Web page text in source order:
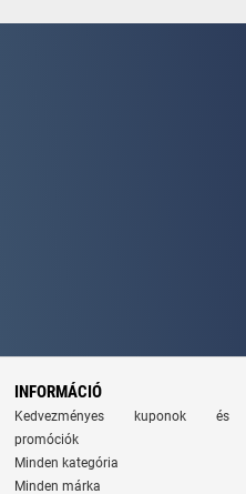
INFORMÁCIÓ
Kedvezményes kuponok és
promóciók
Minden kategória
Minden márka